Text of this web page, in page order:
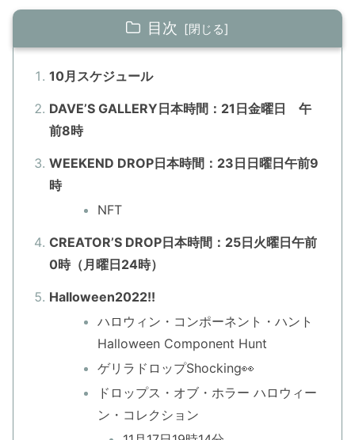
目次
10月スケジュール
DAVE’S GALLERY日本時間：21日金曜日 午
前8時
WEEKEND DROP日本時間：23日日曜日午前9
時
NFT
CREATOR’S DROP日本時間：25日火曜日午前
0時（月曜日24時）
Halloween2022!!
ハロウィン・コンポーネント・ハント
Halloween Component Hunt
ゲリラドロップShocking👀
ドロップス・オブ・ホラー ハロウィー
ン・コレクション